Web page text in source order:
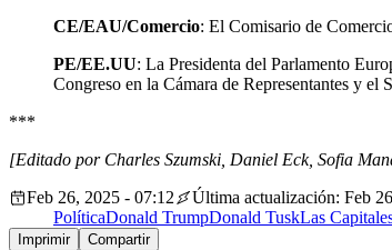
CE/EAU/Comercio: El Comisario de
PE/EE.UU: La Presidenta del Parlamento
Congreso en la Cámara de Representantes y el
***
[Editado por Charles Szumski, Daniel Eck, Sofia
Feb 26, 2025 - 07:12
Última actualización: Feb
PolíticaDonald TrumpDonald TuskLas
Imprimir Compartir